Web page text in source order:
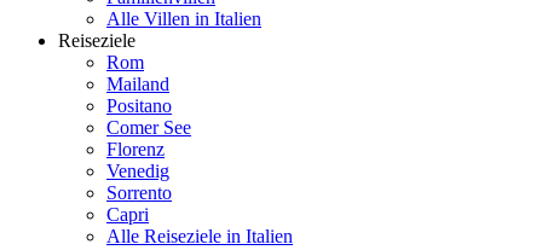
Alle Villen in Italien
Reiseziele
Rom
Mailand
Positano
Comer See
Florenz
Venedig
Sorrento
Capri
Alle Reiseziele in Italien